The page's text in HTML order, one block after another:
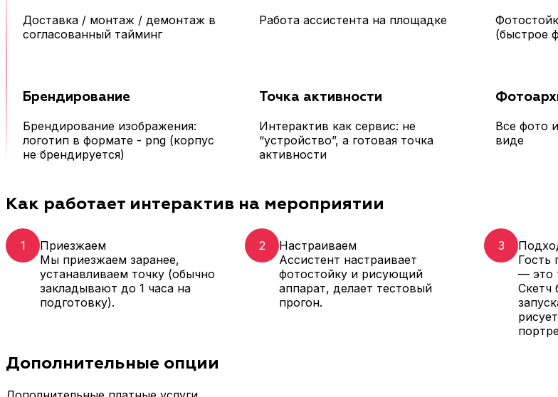
Доставка / монтаж / демонтаж в
согласованный тайминг
Работа ассистента на площадке
(быстрое
Брендирование
Брендирование изображения:
логотип в формате - png (корпус
не брендируется)
Точка активности
Интерактив как сервис: не
“устройство”, а готовая точка
активности
Все фото
виде
Как работает интерактив на мероприятии
1
Приезжаем
Мы приезжаем заранее,
устанавливаем точку (обычно
закладывают до 1 часа на
подготовку).
2
Настраиваем
Ассистент настраивает
фотостойку и рисующий
аппарат, делает тестовый
прогон.
3
Гость
— это
Скетч
Дополнительные опции